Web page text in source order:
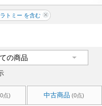
トミー を含む
点) 中古商品 (0点)